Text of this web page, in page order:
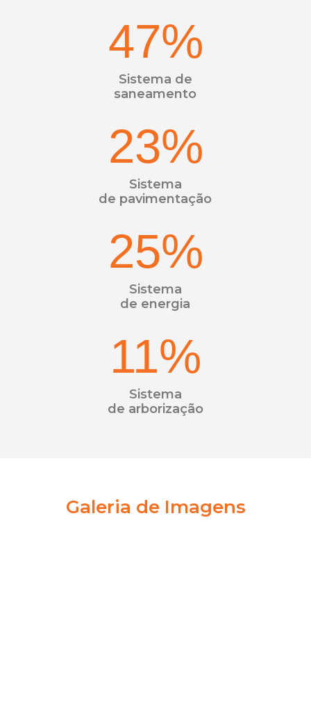
47%
Sistema de
saneamento
23%
Sistema
de pavimentação
25%
Sistema
de energia
11%
Sistema
de arborização
Galeria de Imagens